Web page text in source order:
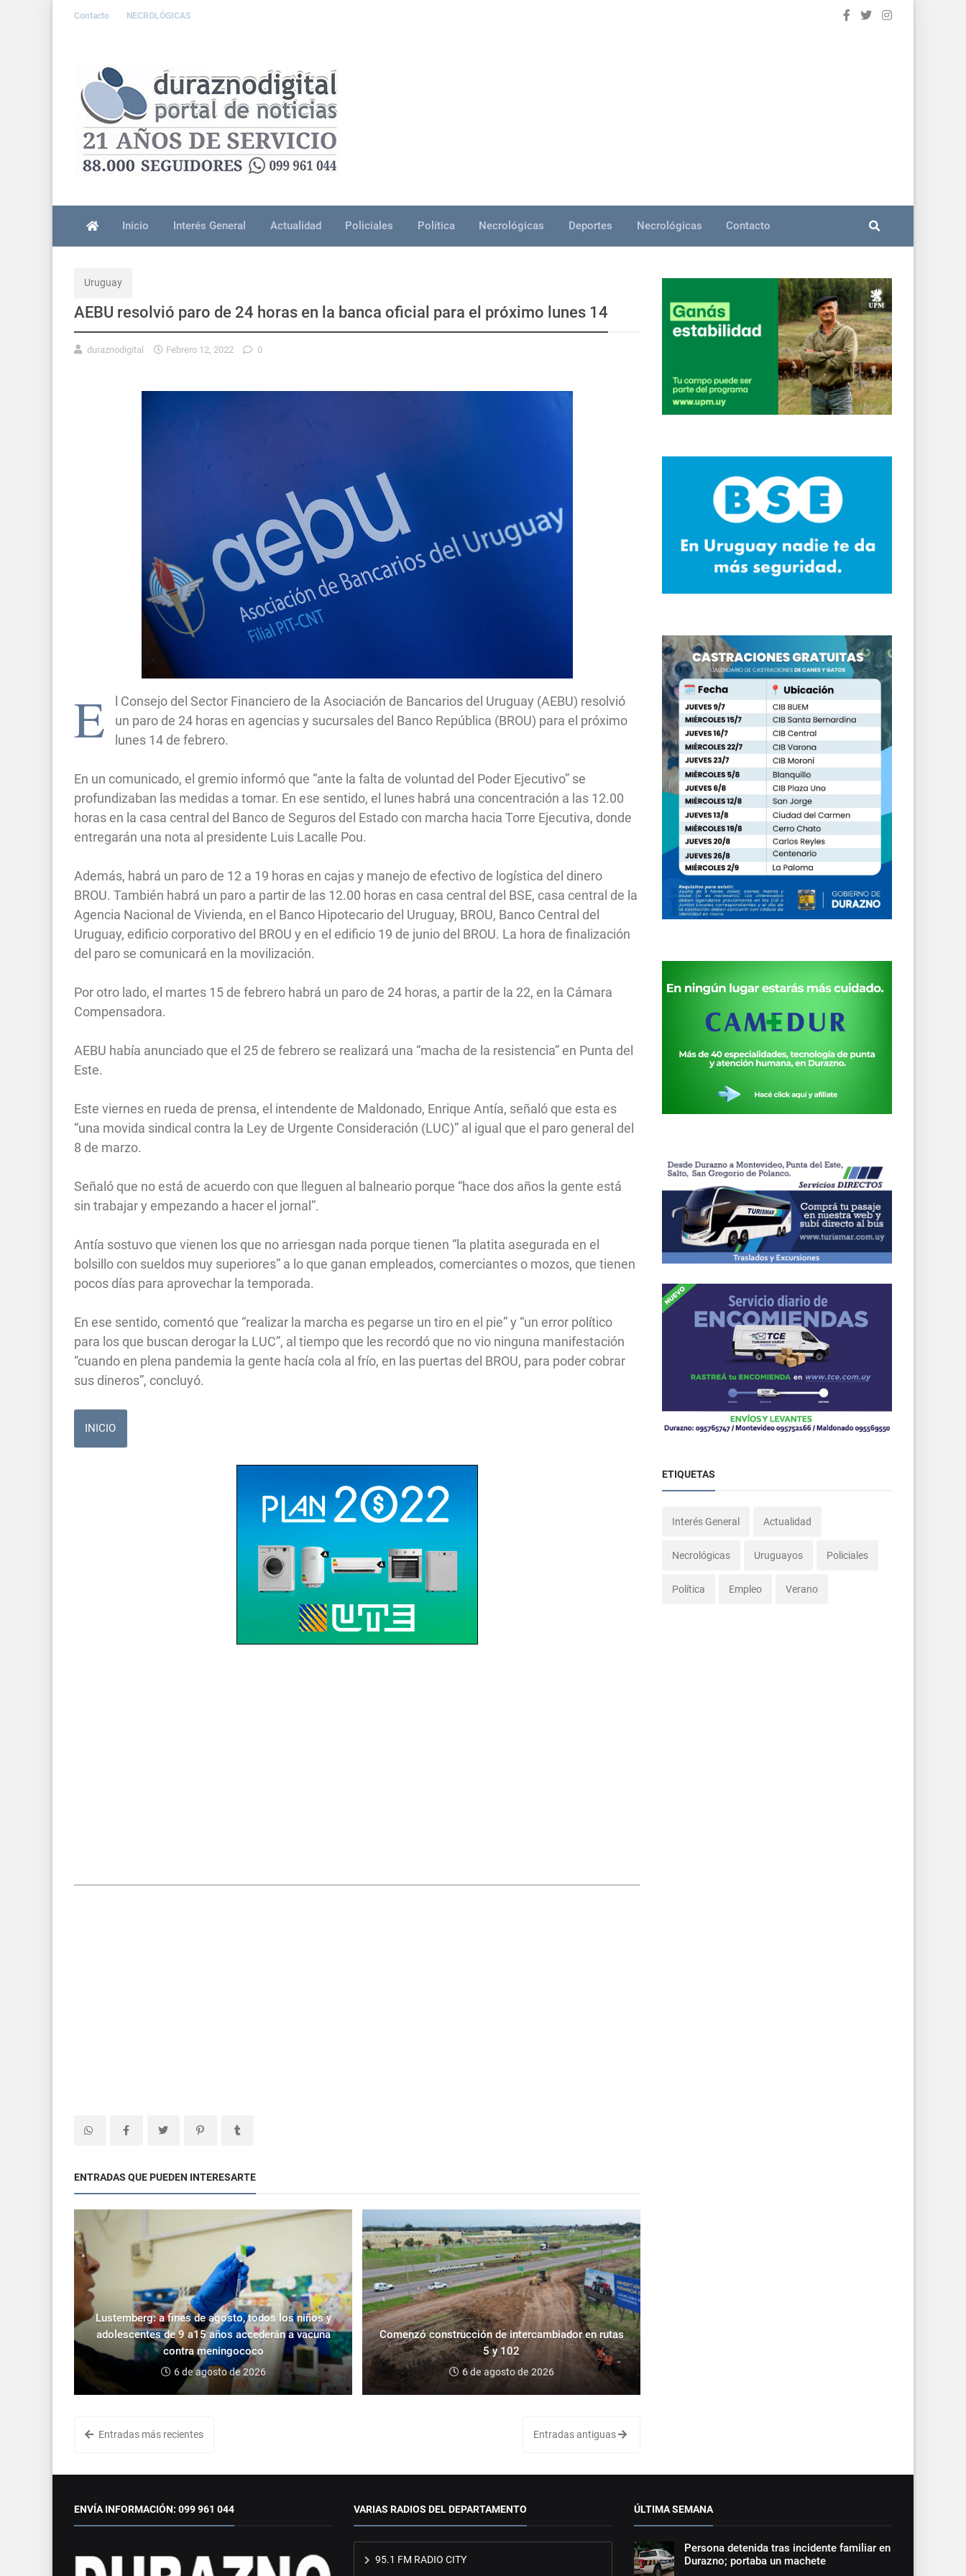
Contacto NECROLÓGICAS
Inicio Interés General Actualidad Policiales Política Necrológicas Deportes Necrológicas Contacto
Uruguay
AEBU resolvió paro de 24 horas en la banca oficial para el próximo lunes 14
duraznodigital Febrero 12, 2022 0
E
l Consejo del Sector Financiero de la Asociación de Bancarios del Uruguay (AEBU) resolvió
un paro de 24 horas en agencias y sucursales del Banco República (BROU) para el próximo
lunes 14 de febrero.
En un comunicado, el gremio informó que “ante la falta de voluntad del Poder Ejecutivo” se
profundizaban las medidas a tomar. En ese sentido, el lunes habrá una concentración a las 12.00
horas en la casa central del Banco de Seguros del Estado con marcha hacia Torre Ejecutiva, donde
entregarán una nota al presidente Luis Lacalle Pou.
Además, habrá un paro de 12 a 19 horas en cajas y manejo de efectivo de logística del dinero
BROU. También habrá un paro a partir de las 12.00 horas en casa central del BSE, casa central de la
Agencia Nacional de Vivienda, en el Banco Hipotecario del Uruguay, BROU, Banco Central del
Uruguay, edificio corporativo del BROU y en el edificio 19 de junio del BROU. La hora de finalización
del paro se comunicará en la movilización.
Por otro lado, el martes 15 de febrero habrá un paro de 24 horas, a partir de la 22, en la Cámara
Compensadora.
AEBU había anunciado que el 25 de febrero se realizará una “macha de la resistencia” en Punta del
Este.
Este viernes en rueda de prensa, el intendente de Maldonado, Enrique Antía, señaló que esta es
“una movida sindical contra la Ley de Urgente Consideración (LUC)” al igual que el paro general del
8 de marzo.
Señaló que no está de acuerdo con que lleguen al balneario porque “hace dos años la gente está
sin trabajar y empezando a hacer el jornal”.
Antía sostuvo que vienen los que no arriesgan nada porque tienen “la platita asegurada en el
bolsillo con sueldos muy superiores” a lo que ganan empleados, comerciantes o mozos, que tienen
pocos días para aprovechar la temporada.
En ese sentido, comentó que “realizar la marcha es pegarse un tiro en el pie” y “un error político
para los que buscan derogar la LUC”, al tiempo que les recordó que no vio ninguna manifestación
“cuando en plena pandemia la gente hacía cola al frío, en las puertas del BROU, para poder cobrar
sus dineros”, concluyó.
INICIO
ENTRADAS QUE PUEDEN INTERESARTE
Lustemberg: a fines de agosto, todos los niños y
adolescentes de 9 a15 años accederán a vacuna
contra meningococo
6 de agosto de 2026
Comenzó construcción de intercambiador en rutas
5 y 102
6 de agosto de 2026
Entradas más recientes Entradas antiguas
ETIQUETAS
Interés General Actualidad
Necrológicas Uruguayos Policiales
Política Empleo Verano
ENVÍA INFORMACIÓN: 099 961 044 VARIAS RADIOS DEL DEPARTAMENTO
95.1 FM RADIO CITY
ÚLTIMA SEMANA
Persona detenida tras incidente familiar en
Durazno; portaba un machete